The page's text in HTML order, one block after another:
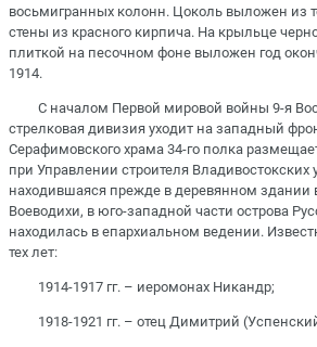
восьмигранных колонн. Цоколь выложен из
стены из красного кирпича. На крыльце
плиткой на песочном фоне выложен год
1914.
С началом Первой мировой войны 9-я
стрелковая дивизия уходит на западный
Серафимовского храма 34-го полка
при Управлении строителя Владивостокских
находившаяся прежде в деревянном здании
Воеводихи, в юго-западной части острова
находилась в епархиальном ведении.
тех лет:
1914-1917 гг. – иеромонах Никандр;
1918-1921 гг. – отец Димитрий